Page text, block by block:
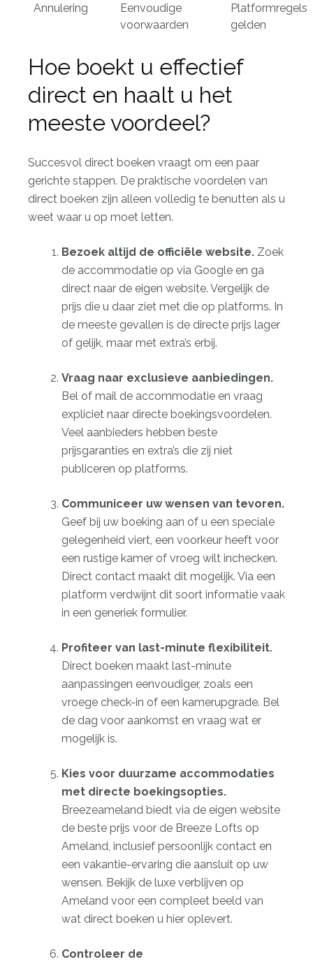
Annulering
Eenvoudige
voorwaarden
Platformregels
gelden
Hoe boekt u effectief
direct en haalt u het
meeste voordeel?
Succesvol direct boeken vraagt om een paar
gerichte stappen. De praktische voordelen van
direct boeken zijn alleen volledig te benutten als u
weet waar u op moet letten.
Bezoek altijd de officiële website. Zoek
de accommodatie op via Google en ga
direct naar de eigen website. Vergelijk de
prijs die u daar ziet met die op platforms. In
de meeste gevallen is de directe prijs lager
of gelijk, maar met extra’s erbij.
Vraag naar exclusieve aanbiedingen.
Bel of mail de accommodatie en vraag
expliciet naar directe boekingsvoordelen.
Veel aanbieders hebben beste
prijsgaranties en extra’s die zij niet
publiceren op platforms.
Communiceer uw wensen van tevoren.
Geef bij uw boeking aan of u een speciale
gelegenheid viert, een voorkeur heeft voor
een rustige kamer of vroeg wilt inchecken.
Direct contact maakt dit mogelijk. Via een
platform verdwijnt dit soort informatie vaak
in een generiek formulier.
Profiteer van last-minute flexibiliteit.
Direct boeken maakt last-minute
aanpassingen eenvoudiger, zoals een
vroege check-in of een kamerupgrade. Bel
de dag voor aankomst en vraag wat er
mogelijk is.
Kies voor duurzame accommodaties
met directe boekingsopties.
Breezeameland biedt via de eigen website
de beste prijs voor de Breeze Lofts op
Ameland, inclusief persoonlijk contact en
een vakantie-ervaring die aansluit op uw
wensen. Bekijk de luxe verblijven op
Ameland voor een compleet beeld van
wat direct boeken u hier oplevert.
Controleer de